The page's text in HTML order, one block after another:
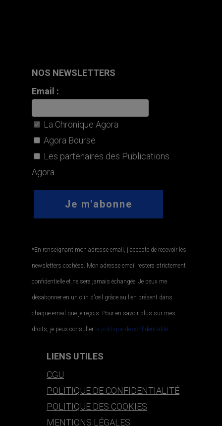
NOS NEWSLETTERS
Email :
La Chronique Agora
Agora Bourse
Les partenaires des Publications
Agora
*En renseignant mon adresse email, j'accepte de recevoir les
newsletters cochées. Mon adresse email restera strictement
confidentielle et ne sera jamais échangée. Je peux me
désabonner en un clin d'œil grâce au lien présent dans
chaque email que je reçois. Pour en savoir plus sur mes
droits, je peux consulter la politique de confidentialité..
LIENS UTILES
CGU
POLITIQUE DE CONFIDENTIALITÉ
POLITIQUE DES COOKIES
MENTIONS LÉGALES